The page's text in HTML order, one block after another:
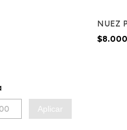
Aplicar
NUEZ
$8.000